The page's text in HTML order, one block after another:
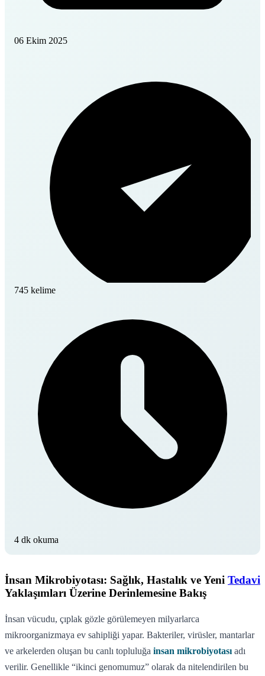
06 Ekim 2025
745 kelime
4 dk okuma
İnsan Mikrobiyotası: Sağlık, Hastalık ve Yeni Tedavi
Yaklaşımları Üzerine Derinlemesine Bakış
İnsan vücudu, çıplak gözle görülemeyen milyarlarca
mikroorganizmaya ev sahipliği yapar. Bakteriler, virüsler, mantarlar
ve arkelerden oluşan bu canlı topluluğa insan mikrobiyotası adı
verilir. Genellikle “ikinci genomumuz” olarak da nitelendirilen bu